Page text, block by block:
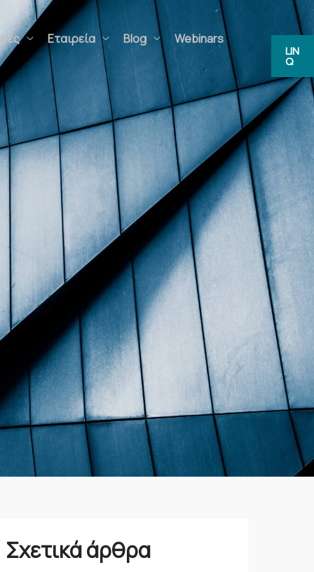
Εταιρεία Blog Webinars
LIN
Q
Σχετικά άρθρα